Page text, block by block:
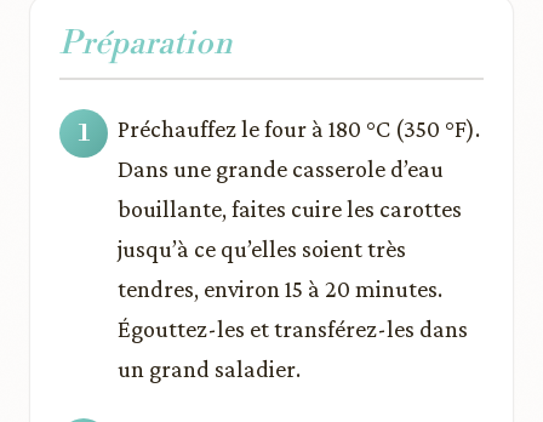
Préparation
Préchauffez le four à 180 °C (350 °F).
Dans une grande casserole d’eau
bouillante, faites cuire les carottes
jusqu’à ce qu’elles soient très
tendres, environ 15 à 20 minutes.
Égouttez-les et transférez-les dans
un grand saladier.